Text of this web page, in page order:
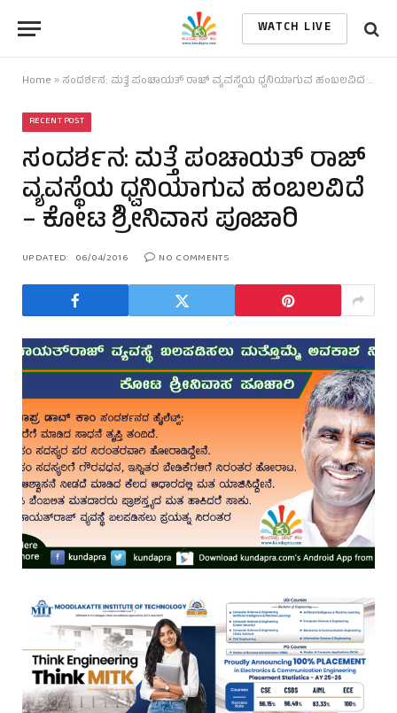
WATCH LIVE
Home » ಸಂದರ್ಶನ: ಮತ್ತೆ ಪಂಚಾಯತ್ ರಾಜ್ ವ್ಯವಸ್ಥೆಯ ಧ್ವನಿಯಾಗುವ ಹಂಬಲವಿದೆ – ಕೋಟ ಶ್ರೀನಿವಾಸ ಪೂಜಾರಿ
RECENT POST
ಸಂದರ್ಶನ: ಮತ್ತೆ ಪಂಚಾಯತ್ ರಾಜ್
ವ್ಯವಸ್ಥೆಯ ಧ್ವನಿಯಾಗುವ ಹಂಬಲವಿದೆ
– ಕೋಟ ಶ್ರೀನಿವಾಸ ಪೂಜಾರಿ
UPDATED: 06/04/2016 NO COMMENTS